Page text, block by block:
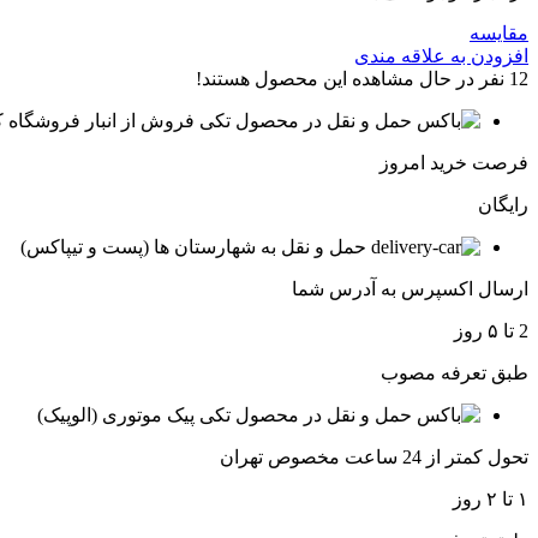
مقایسه
افزودن به علاقه مندی
12 نفر در حال مشاهده این محصول هستند!
فروش از انبار فروشگاه
فرصت خرید امروز
رایگان
حمل و نقل به شهارستان ها (پست و تیپاکس)
ارسال اکسپرس به آدرس شما
2 تا ۵ روز
طبق تعرفه مصوب
پیک موتوری (الوپیک)
تحول کمتر از 24 ساعت مخصوص تهران
۱ تا ۲ روز